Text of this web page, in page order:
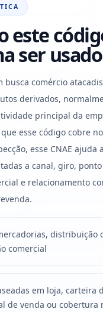
este
ser usado
busca comércio
derivados,
principal da
esse código cobre
esse CNAE
a canal, giro,
e relacionamento
distribuição
comercial
em loja, carteira
de venda ou cobertura